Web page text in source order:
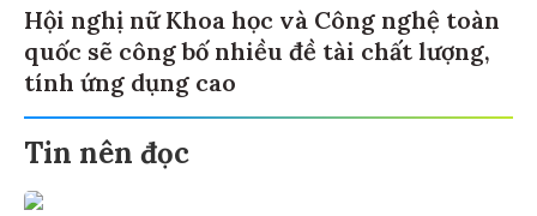
Hội nghị nữ Khoa học và Công nghệ toàn
quốc sẽ công bố nhiều đề tài chất lượng,
tính ứng dụng cao
Tin nên đọc